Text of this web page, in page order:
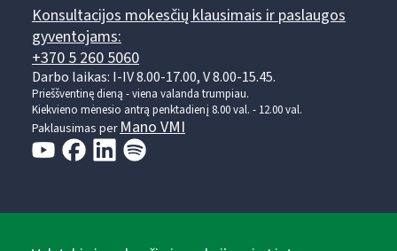
Konsultacijos mokesčių klausimais ir paslaugos
gyventojams:
+370 5 260 5060
Darbo laikas: I-IV 8.00-17.00, V 8.00-15.45.
Prieššventinę dieną - viena valanda trumpiau.
Kiekvieno mėnesio antrą penktadienį 8.00 val. - 12.00 val.
Paklausimas perMano VMI